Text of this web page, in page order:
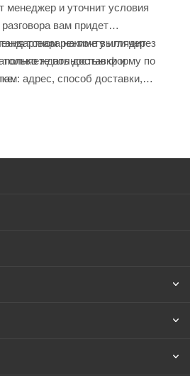
менеджер и уточнит условия
вам придет
товара на почту или через
ждать доставки и
режиме выглядит
полностью форму по
адрес, способ доставки,